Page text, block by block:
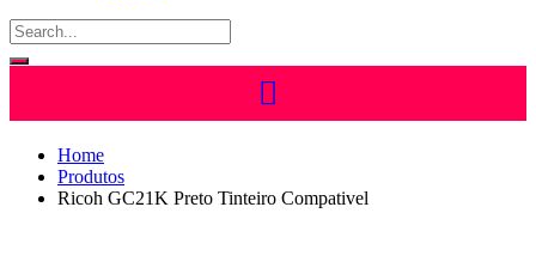
Home
Produtos
Ricoh GC21K Preto Tinteiro Compativel